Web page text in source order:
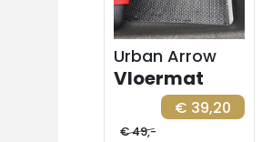
Urban Arrow
Vloermat
€ 39,20
€ 49,-